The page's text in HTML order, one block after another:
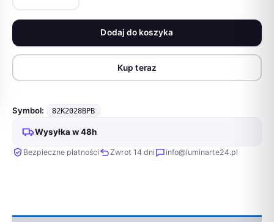
Gaming
15ACH6
Ryzen
5500H
FHD
300nits
144Hz
GeForce
Dodaj do koszyka
Kup teraz
Symbol: 82K2028BPB
Wysyłka w 48h
Bezpieczne płatności Zwrot 14 dni info@luminarte24.pl